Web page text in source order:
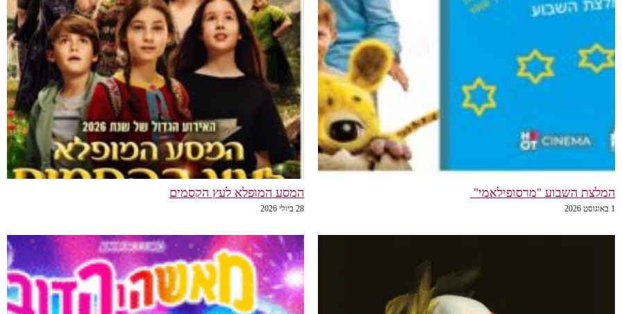
המלצת השבוע "מרסופילאמי"
1 באוגוסט 2026
המסע המופלא לעץ הקסמים
28 ביולי 2026